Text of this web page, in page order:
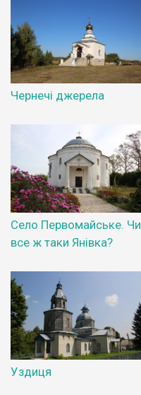
Чернечі джерела
Село Первомайське. Чи
все ж таки Янівка?
Уздиця